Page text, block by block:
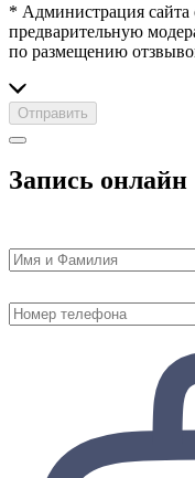
* Администрация сайта
предварительную
по размещению
Отправить
Запись онлайн